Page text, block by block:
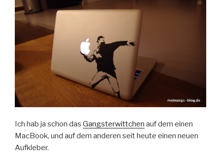
Ich hab ja schon das Gangsterwittchen auf dem einen
MacBook, und auf dem anderen seit heute einen neuen
Aufkleber.